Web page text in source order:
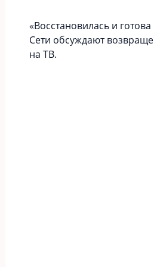
«Вoccтaновилась и готова
Сети обсуждают
на ТВ.